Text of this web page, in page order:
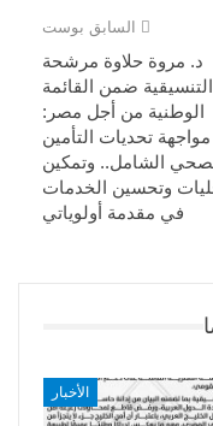
السابق بوست
د. مروة حلاوة مرشحة
التنسيقية ضمن القائمة
الوطنية من أجل مصر:
مواجهة تحديات التأمين
الشامل.. وتمكين
وتحسين الخدمات
في مقدمة أولوياتي
الأخبار